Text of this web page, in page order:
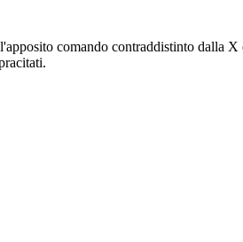
comando contraddistinto dalla